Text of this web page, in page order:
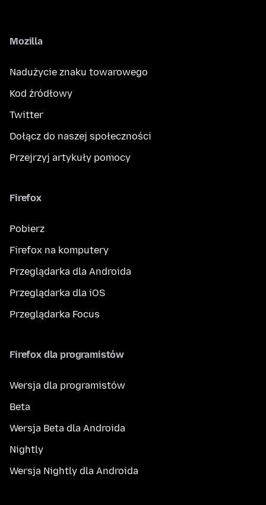
Mozilla
Nadużycie znaku towarowego
Kod źródłowy
Twitter
Dołącz do naszej społeczności
Przejrzyj artykuły pomocy
Firefox
Pobierz
Firefox na komputery
Przeglądarka dla Androida
Przeglądarka dla iOS
Przeglądarka Focus
Firefox dla programistów
Wersja dla programistów
Beta
Wersja Beta dla Androida
Nightly
Wersja Nightly dla Androida